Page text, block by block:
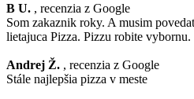
B U. , recenzia z Google
Som zakaznik roky. A musim
lietajuca Pizza. Pizzu robite
Andrej Ž. , recenzia z Google
Stále najlepšia pizza v meste